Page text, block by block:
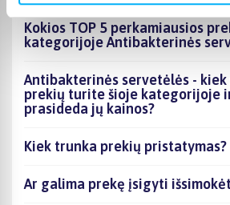
Kokios TOP 5 perkamiausios
kategorijoje Antibakterinės
Antibakterinės servetėlės -
prekių turite šioje kategorijoje
prasideda jų kainos?
Kiek trunka prekių pristatymas?
Ar galima prekę įsigyti